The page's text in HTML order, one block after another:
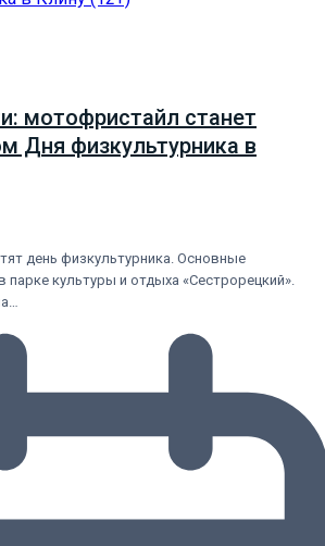
мотофристайл станет
Дня физкультурника в
день физкультурника. Основные
парке культуры и отдыха «Сестрорецкий».